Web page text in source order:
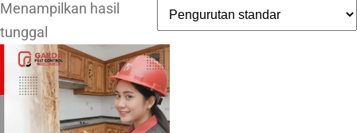
Menampilkan hasil
tunggal